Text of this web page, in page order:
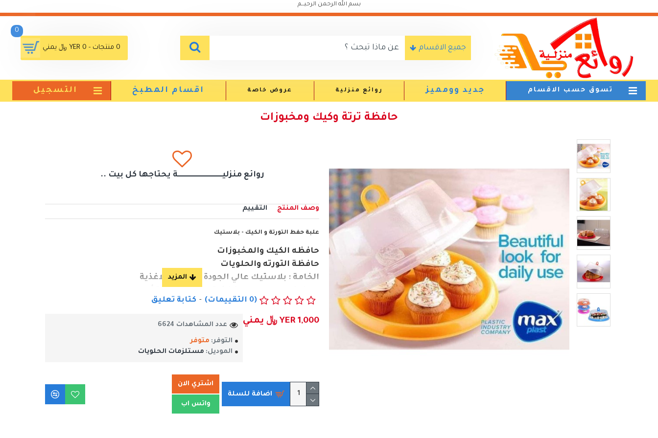
بسم الله الرحمن الرحيـــم
جميع الاقسام 0 منتجات - YER 0 ﷼ يمني
0
تسوق حسب الاقسام جديد وومميز روائع منزلية عروض خاصة اقسام المطبخ التسجيل
حافظة ترتة وكيك ومخبوزات
روائع منزليــــــــــــــــــــــــــــــة يحتاجها كل بيت ..
وصف المنتج التقييم
علبة حفط التورتة و الكيك - بلاستيك
حافظه الكيك والمخبوزات
حافظة التورته والحلويات
الخامة : بلاستيك عالي الجودة آمن علي الاغذية
احصل عليها الان .
(0 التقييمات) - كتابة تعليق
YER 1,000 ﷼ يمني
التوفر: متوفر
الموديل: مستلزمات الحلويات
عدد المشاهدات 6624
اضافة للسلة
اشتري الان
واتس اب